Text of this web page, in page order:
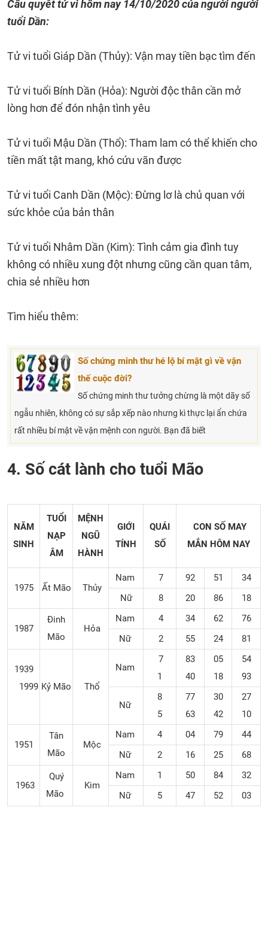
Câu quyết tử vi hôm nay 14/10/2020 của người người
tuổi Dần:
Tử vi tuổi Giáp Dần (Thủy): Vận may tiền bạc tìm đến
Tử vi tuổi Bính Dần (Hỏa): Người độc thân cần mở
lòng hơn để đón nhận tình yêu
Tử vi tuổi Mậu Dần (Thổ): Tham lam có thể khiến cho
tiền mất tật mang, khó cứu vãn được
Tử vi tuổi Canh Dần (Mộc): Đừng lơ là chủ quan với
sức khỏe của bản thân
Tử vi tuổi Nhâm Dần (Kim): Tình cảm gia đình tuy
không có nhiều xung đột nhưng cũng cần quan tâm,
chia sẻ nhiều hơn
Tìm hiểu thêm:
Số chứng minh thư hé lộ bí mật gì về vận
thế cuộc đời?
Số chứng minh thư tưởng chừng là một dãy số
ngẫu nhiên, không có sự sắp xếp nào nhưng kì thực lại ẩn chứa
rất nhiều bí mật về vận mệnh con người. Bạn đã biết
4. Số cát lành cho tuổi Mão
NĂM
SINH
TUỔI
NẠP
ÂM
MỆNH
NGŨ
HÀNH
GIỚI
TÍNH
QUÁI
SỐ
CON SỐ MAY
MẮN HÔM NAY
1975 Ất Mão Thủy
Nam 7 92 51
34
Nữ
8 20 86 18
1987
Đinh
Mão
Hỏa
Nam 4 34 62
76
Nữ
2 55 24 81
1939
1999 Kỷ Mão Thổ
Nam
7
1
83
40
05
18
54
93
Nữ
8
5
77
63
30
42
27
10
1951
Tân
Mão
Mộc
Nam 4 04 79
44
Nữ
2 16 25 68
1963
Quý
Mão
Kim
Nam 1 50 84
32
Nữ
5 47 52 03